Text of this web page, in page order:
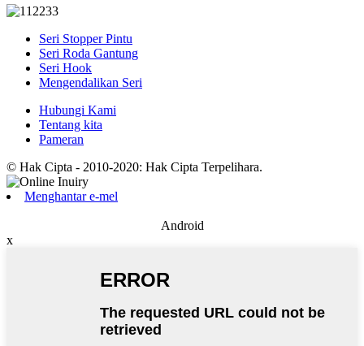
Seri Stopper Pintu
Seri Roda Gantung
Seri Hook
Mengendalikan Seri
Hubungi Kami
Tentang kita
Pameran
© Hak Cipta - 2010-2020: Hak Cipta Terpelihara.
Menghantar e-mel
Android
x